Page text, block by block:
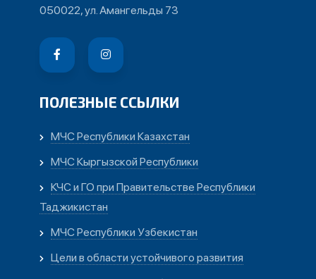
050022, ул. Амангельды 73
ПОЛЕЗНЫЕ ССЫЛКИ
МЧС Республики Казахстан
МЧС Кыргызской Республики
КЧС и ГО при Правительстве Республики
Таджикистан
МЧС Республики Узбекистан
Цели в области устойчивого развития